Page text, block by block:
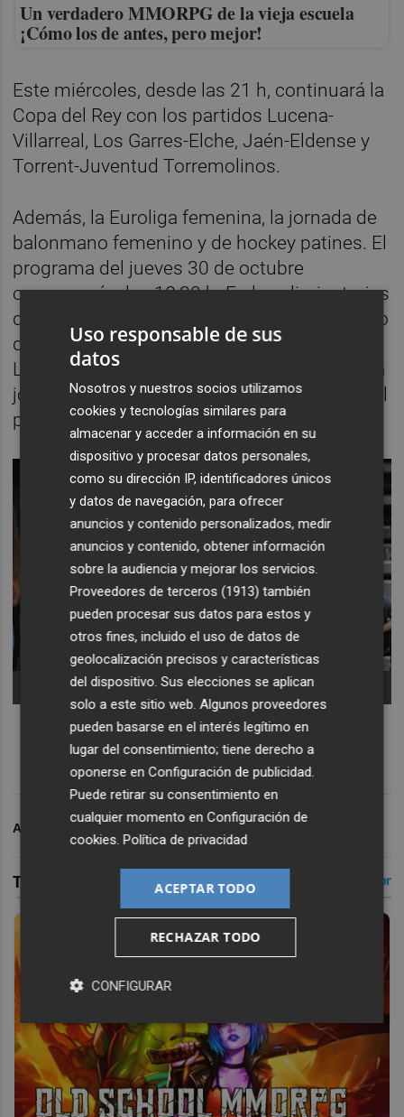
Un verdadero MMORPG de la vieja escuela
¡Cómo los de antes, pero mejor!
Este miércoles, desde las 21 h, continuará la
Copa del Rey con los partidos Lucena-
Villarreal, Los Garres-Elche, Jaén-Eldense y
Torrent-Juventud Torremolinos.
Además, la Euroliga femenina, la jornada de
balonmano femenino y de hockey patines. El
programa del jueves 30 de octubre
comenzará a las 18:30 h. En las eliminatorias
de la Copa del Rey a partido único, en directo
desde Los Arcos, Orihuela-Levante, y desde
Lebrija, Antoniano-Castellón. Además, nueva
jornada de la Euroliga en el Roig Arena con el
partido Valencia-Dubái.
ARCHIVADO EN
Uso responsable de sus
datos
Nosotros y nuestros socios utilizamos
cookies y tecnologías similares para
almacenar y acceder a información en su
dispositivo y procesar datos personales,
como su dirección IP, identificadores únicos
y datos de navegación, para ofrecer
anuncios y contenido personalizados, medir
anuncios y contenido, obtener información
sobre la audiencia y mejorar los servicios.
Proveedores de terceros (1913) también
pueden procesar sus datos para estos y
otros fines, incluido el uso de datos de
geolocalización precisos y características
del dispositivo. Sus elecciones se aplican
solo a este sitio web. Algunos proveedores
pueden basarse en el interés legítimo en
lugar del consentimiento; tiene derecho a
oponerse enConfiguración de publicidad
Puede retirar su consentimiento en
cualquier momento enConfiguración de
cookies .Política de privacidad
ACEPTAR TODO
RECHAZAR TODO
CONFIGURAR